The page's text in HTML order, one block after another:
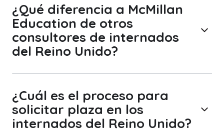
¿Qué diferencia a McMillan
Education de otros
consultores de internados
del Reino Unido?
¿Cuál es el proceso para
solicitar plaza en los
internados del Reino Unido?